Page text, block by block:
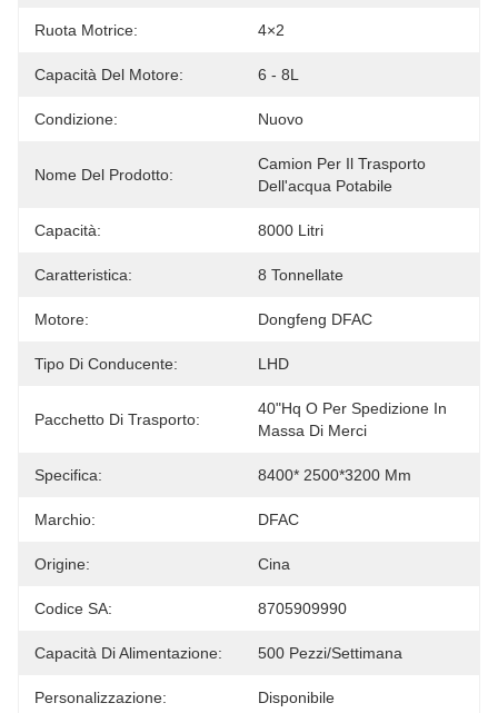
Ruota Motrice: 4×2
Capacità Del Motore: 6 - 8L
Condizione: Nuovo
Nome Del Prodotto:
Camion Per Il Trasporto
Dell'acqua Potabile
Capacità: 8000 Litri
Caratteristica: 8 Tonnellate
Motore: Dongfeng DFAC
Tipo Di Conducente: LHD
Pacchetto Di Trasporto:
40"Hq O Per Spedizione In
Massa Di Merci
Specifica: 8400* 2500*3200 Mm
Marchio: DFAC
Origine: Cina
Codice SA: 8705909990
Capacità Di Alimentazione: 500 Pezzi/settimana
Personalizzazione: Disponibile